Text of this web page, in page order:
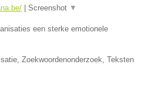
Screenshot ▼
een sterke emotionele
Zoekwoordenonderzoek, Teksten